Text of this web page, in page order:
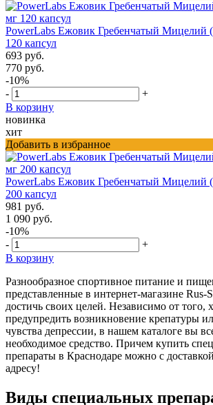
PowerLabs Ежовик Гребенчатый Мицелий
120 капсул
693 руб.
770 руб.
-10%
-
+
В корзину
новинка
хит
Добавить в избранное
PowerLabs Ежовик Гребенчатый Мицелий
200 капсул
981 руб.
1 090 руб.
-10%
-
+
В корзину
Разнообразное спортивное питание и
представленные в интернет-магазине Rus-
достичь своих целей. Независимо от того,
предупредить возникновение крепатуры
чувства депрессии, в нашем каталоге вы
необходимое средство. Причем купить
препараты в Краснодаре можно с
адресу!
Виды специальных